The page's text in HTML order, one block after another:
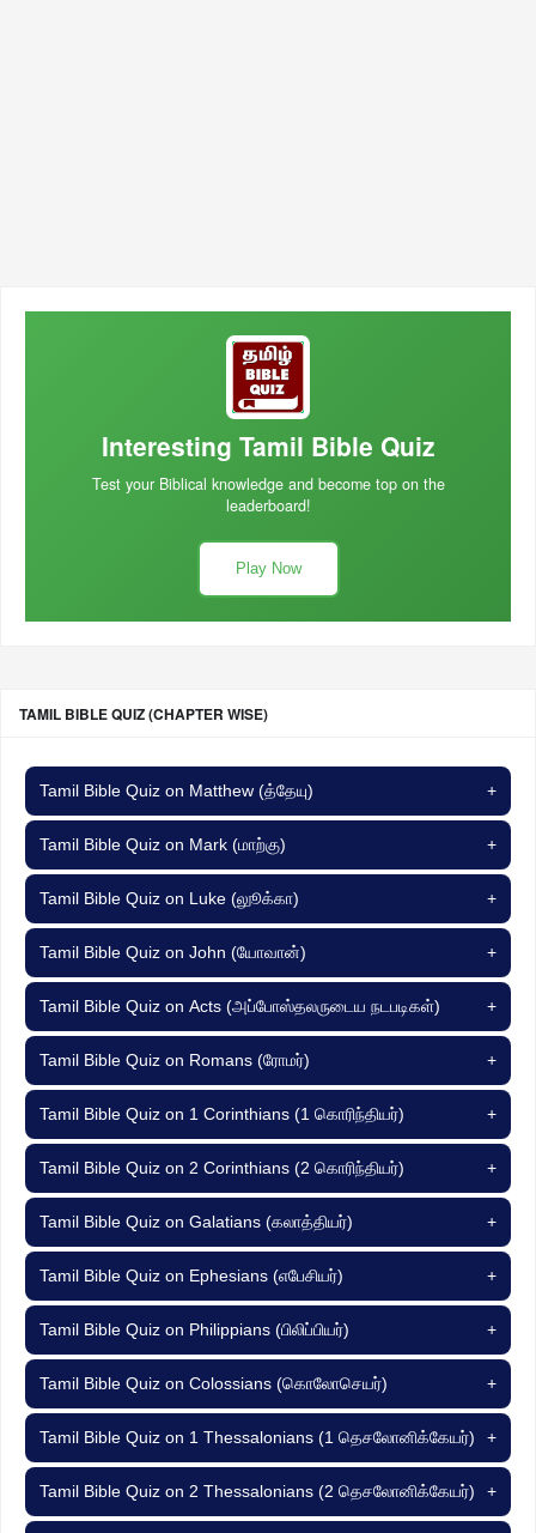
Interesting Tamil Bible Quiz
Test your Biblical knowledge and become top on the
leaderboard!
Play Now
TAMIL BIBLE QUIZ (CHAPTER WISE)
Tamil Bible Quiz on Matthew (த்தேயு) +
Tamil Bible Quiz on Mark (மாற்கு) +
Tamil Bible Quiz on Luke (லுூக்கா) +
Tamil Bible Quiz on John (யோவான்) +
Tamil Bible Quiz on Acts (அப்போஸ்தலருடைய நடபடிகள்) +
Tamil Bible Quiz on Romans (ரோமர்) +
Tamil Bible Quiz on 1 Corinthians (1 கொரிந்தியர்) +
Tamil Bible Quiz on 2 Corinthians (2 கொரிந்தியர்) +
Tamil Bible Quiz on Galatians (கலாத்தியர்) +
Tamil Bible Quiz on Ephesians (எபேசியர்) +
Tamil Bible Quiz on Philippians (பிலிப்பியர்) +
Tamil Bible Quiz on Colossians (கொலோசெயர்) +
Tamil Bible Quiz on 1 Thessalonians (1 தெசலோனிக்கேயர்) +
Tamil Bible Quiz on 2 Thessalonians (2 தெசலோனிக்கேயர்) +